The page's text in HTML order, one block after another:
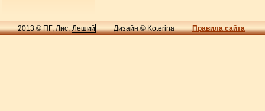
2013 © ПГ, Лис,Леший Дизайн © Koterina Правила сайта